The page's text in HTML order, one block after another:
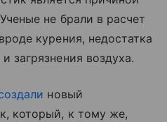
не брали в расчет
курения, недостатка
загрязнения воздуха.
новый
который, к тому же,